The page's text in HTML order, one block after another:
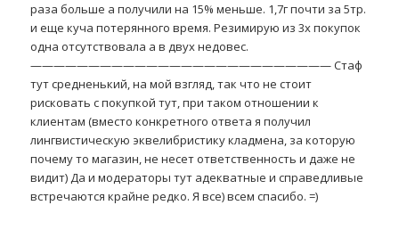
раза больше а получили на 15% меньше. 1,7г почти за 5тр.
и еще куча потерянного время. Резимирую из 3х покупок
одна отсутствовала а в двух недовес.
—————————————————————————— Стаф
тут средненький, на мой взгляд, так что не стоит
рисковать с покупкой тут, при таком отношении к
клиентам (вместо конкретного ответа я получил
лингвистическую эквелибристику кладмена, за которую
почему то магазин, не несет ответственность и даже не
видит) Да и модераторы тут адекватные и справедливые
встречаются крайне редко. Я все) всем спасибо. =)